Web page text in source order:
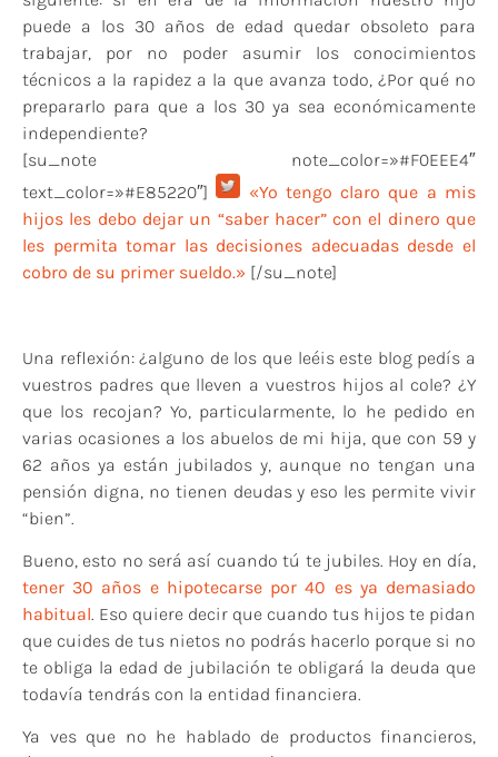
puede a los 30 años de edad quedar obsoleto para
trabajar, por no poder asumir los conocimientos
técnicos a la rapidez a la que avanza todo, ¿Por qué no
prepararlo para que a los 30 ya sea económicamente
independiente?
[su_note note_color=»#F0EEE4″
text_color=»#E85220″]
«Yo tengo claro que a mis
hijos les debo dejar un “saber hacer” con el dinero que
les permita tomar las decisiones adecuadas desde el
cobro de su primer sueldo.» [/su_note]
Una reflexión: ¿alguno de los que leéis este blog pedís a
vuestros padres que lleven a vuestros hijos al cole? ¿Y
que los recojan? Yo, particularmente, lo he pedido en
varias ocasiones a los abuelos de mi hija, que con 59 y
62 años ya están jubilados y, aunque no tengan una
pensión digna, no tienen deudas y eso les permite vivir
“bien”.
Bueno, esto no será así cuando tú te jubiles. Hoy en día,
tener 30 años e hipotecarse por 40 es ya demasiado
habitual. Eso quiere decir que cuando tus hijos te pidan
que cuides de tus nietos no podrás hacerlo porque si no
te obliga la edad de jubilación te obligará la deuda que
todavía tendrás con la entidad financiera.
Ya ves que no he hablado de productos financieros,